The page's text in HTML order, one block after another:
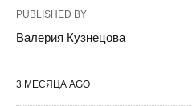
PUBLISHED BY
Валерия Кузнецова
3 МЕСЯЦА AGO